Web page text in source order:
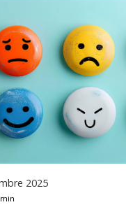
2025